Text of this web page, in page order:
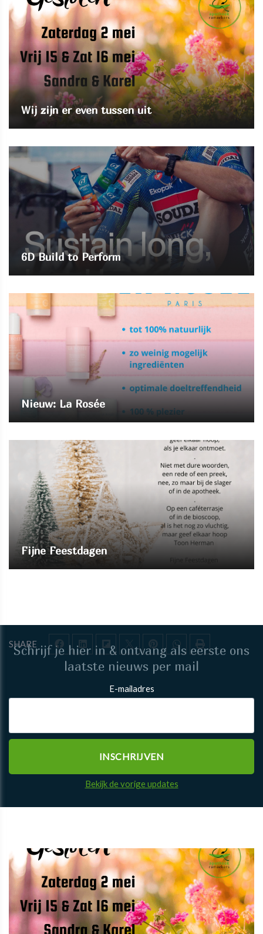
SHARE
Wij zijn er even tussen uit
6D Build to Perform
Nieuw: La Rosée
Fijne Feestdagen
Schrijf je hier in & ontvang als eerste ons
laatste nieuws per mail
E-mailadres
Bekijk de vorige updates